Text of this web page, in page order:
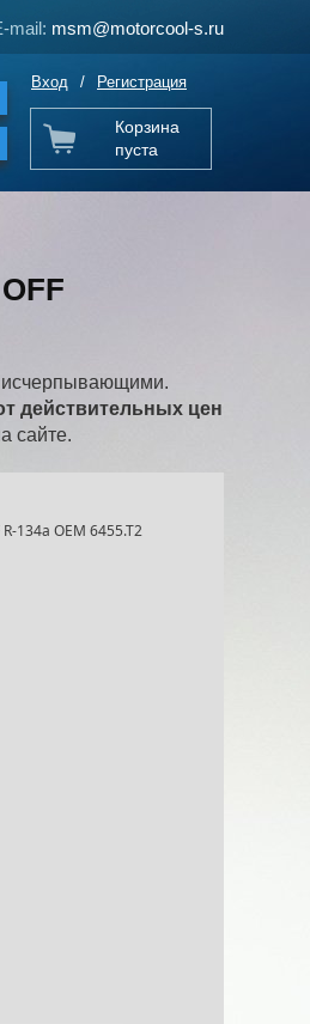
E-mail: msm@motorcool-s.ru
mail: msm@motorcool-s.ru
Вход / Регистрация
Корзина
пуста
исчерпывающими.
действительных цен
сайте.
134a OEM 6455.T2